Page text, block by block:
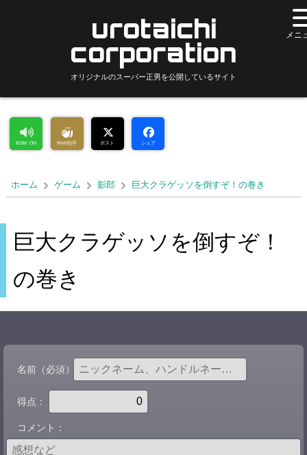
urotaichi
corporation
オリジナルのスーパー正男を公開しているサイト
BGM: ON Web拍手 ポスト シェア
ホーム ゲーム 影郎 巨大クラゲッソを倒すぞ！の巻き
巨大クラゲッソを倒すぞ！
の巻き
名前（必須）：
得点：
コメント：